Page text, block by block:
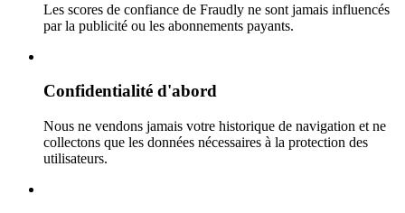
Les scores de confiance de Fraudly ne sont jamais influencés
par la publicité ou les abonnements payants.
Confidentialité d'abord
Nous ne vendons jamais votre historique de navigation et ne
collectons que les données nécessaires à la protection des
utilisateurs.